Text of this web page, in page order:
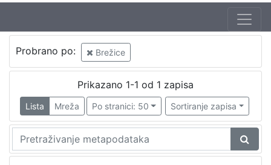
Probrano po: Brežice
Prikazano 1-1 od 1 zapisa
Lista Mreža Po stranici: 50 Sortiranje zapisa